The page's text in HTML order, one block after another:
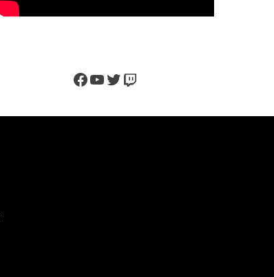
Facebook
YouTube
Twitter
Twitch